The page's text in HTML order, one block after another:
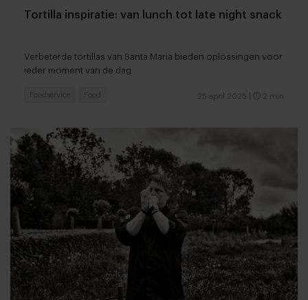
Tortilla inspiratie: van lunch tot late night snack
Verbeterde tortillas van Santa Maria bieden oplossingen voor
ieder moment van de dag
25 april 2025 2 min
Foodservice Food